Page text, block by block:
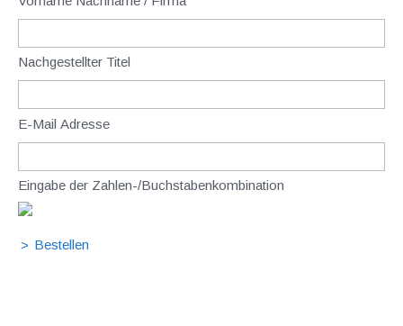
Nachgestellter Titel
E-Mail Adresse
Eingabe der Zahlen-/Buchstabenkombination